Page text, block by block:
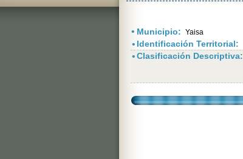
• Municipio: Yaisa
• Identificación Territorial:
•Clasificación Descriptiva: